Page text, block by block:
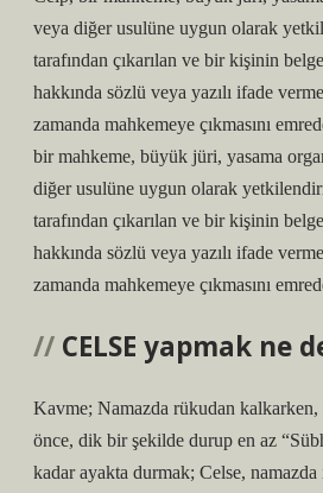
veya diğer usulüne uygun olarak
tarafından çıkarılan ve bir kişinin
hakkında sözlü veya yazılı ifade
zamanda mahkemeye çıkmasını
bir mahkeme, büyük jüri, yasama
diğer usulüne uygun olarak
tarafından çıkarılan ve bir kişinin
hakkında sözlü veya yazılı ifade
zamanda mahkemeye çıkmasını
CELSE yapmak ne
Kavme; Namazda rükudan kalkarken,
önce, dik bir şekilde durup en az
kadar ayakta durmak; Celse, namazda